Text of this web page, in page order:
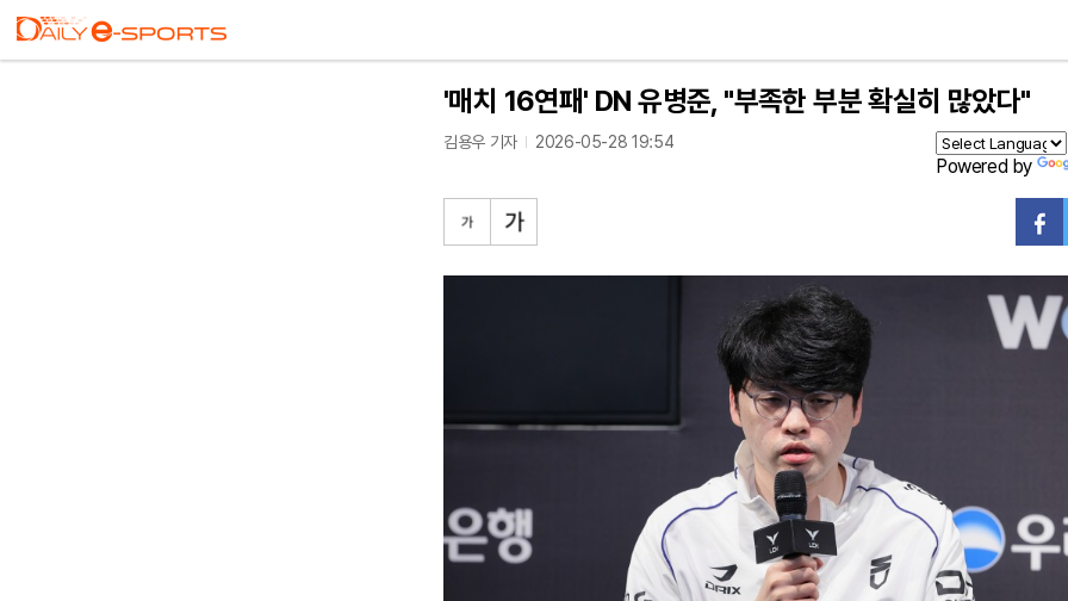
'매치 16연패' DN 유병준, "부족한 부분 확실히 많았다"
김용우 기자 2026-05-28 19:54
Powered by